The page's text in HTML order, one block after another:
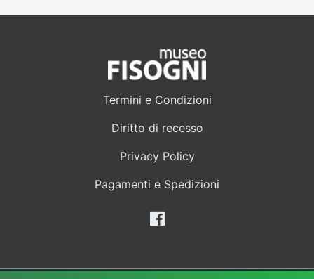
Termini e Condizioni
Diritto di recesso
Privacy Policy
Pagamenti e Spedizioni